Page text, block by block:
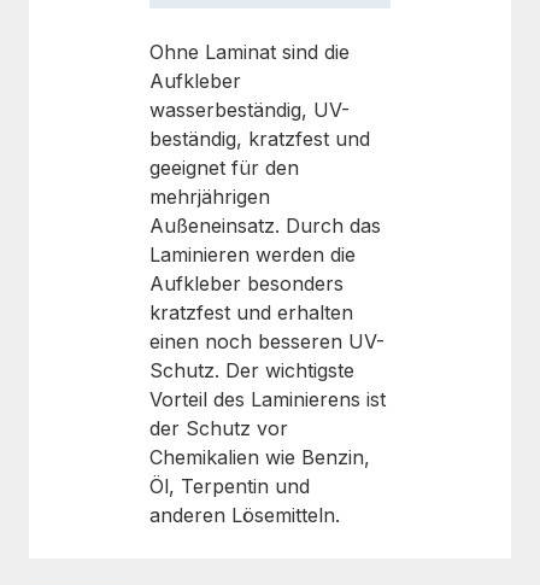
Ohne Laminat sind die
Aufkleber
wasserbeständig, UV-
beständig, kratzfest und
geeignet für den
mehrjährigen
Außeneinsatz. Durch das
Laminieren werden die
Aufkleber besonders
kratzfest und erhalten
einen noch besseren UV-
Schutz. Der wichtigste
Vorteil des Laminierens ist
der Schutz vor
Chemikalien wie Benzin,
Öl, Terpentin und
anderen Lösemitteln.